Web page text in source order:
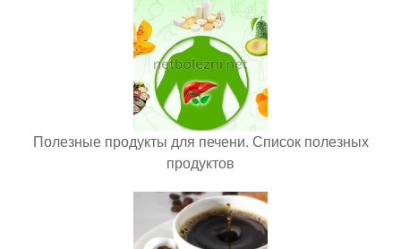
Полезные продукты для печени. Список полезных
продуктов